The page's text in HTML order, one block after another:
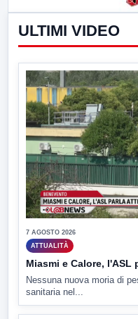
ULTIMI VIDEO
7 AGOSTO 2026
ATTUALITÀ
Miasmi e Calore, l'ASL
Nessuna nuova moria di
sanitaria nel...